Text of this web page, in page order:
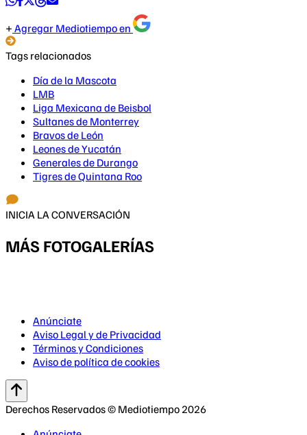
Agregar Mediotiempo en
Tags relacionados
Día de la Mascota
LMB
Liga Mexicana de Beisbol
Sultanes de Monterrey
Bravos de León
Leones de Yucatán
Generales de Durango
Tigres de Quintana Roo
INICIA LA CONVERSACIÓN
MÁS FOTOGALERÍAS
Anúnciate
Aviso Legal y de Privacidad
Términos y Condiciones
Aviso de política de cookies
Derechos Reservados © Mediotiempo 2026